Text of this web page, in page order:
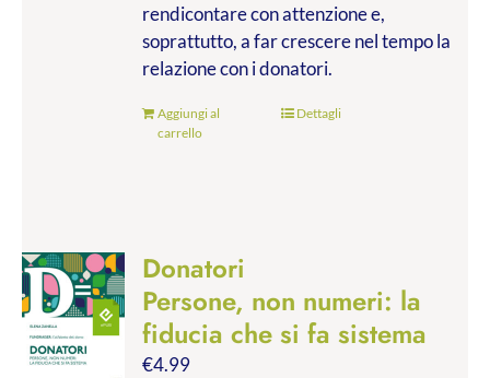
rendicontare con attenzione e,
soprattutto, a far crescere nel tempo la
relazione con i donatori.
Aggiungi al
carrello
Dettagli
Donatori
Persone, non numeri: la
fiducia che si fa sistema
€4.99